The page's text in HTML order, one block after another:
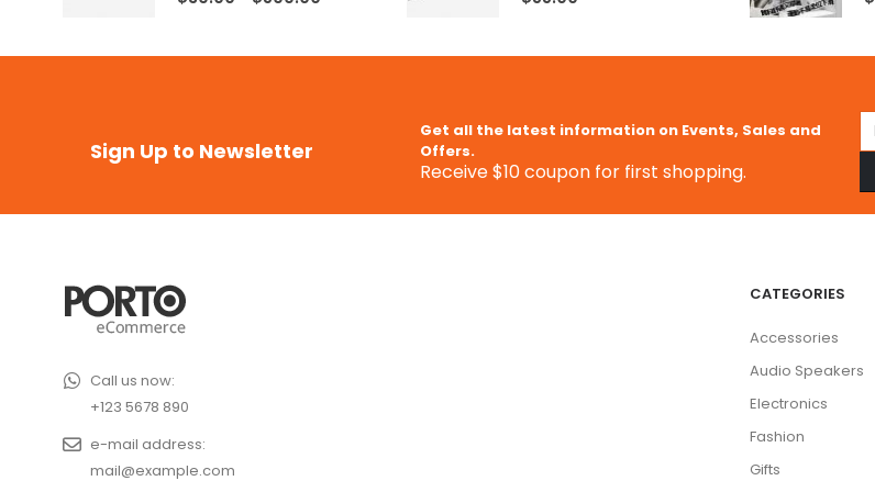
Sign Up to Newsletter
Get all the latest information on Events, Sales and
Offers.
Receive $10 coupon for first shopping.
Call us now:
+123 5678 890
e-mail address:
mail@example.com
CATEGORIES
Accessories
Audio Speakers
Electronics
Fashion
Gifts